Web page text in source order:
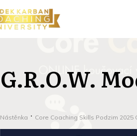
G.R.O.W.
Nástěnka Core Coaching Skills Podzim 2025